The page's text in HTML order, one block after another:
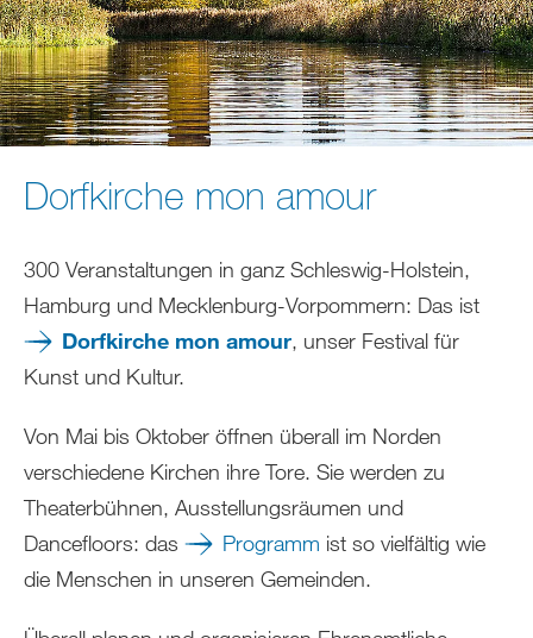
Dorfkirche mon amour
300 Veranstaltungen in ganz Schleswig-Holstein,
Hamburg und Mecklenburg-Vorpommern: Das ist
Dorfkirche mon amour, unser Festival für
Kunst und Kultur.
Von Mai bis Oktober öffnen überall im Norden
verschiedene Kirchen ihre Tore. Sie werden zu
Theaterbühnen, Ausstellungsräumen und
Dancefloors: das
Programm ist so vielfältig wie
die Menschen in unseren Gemeinden.